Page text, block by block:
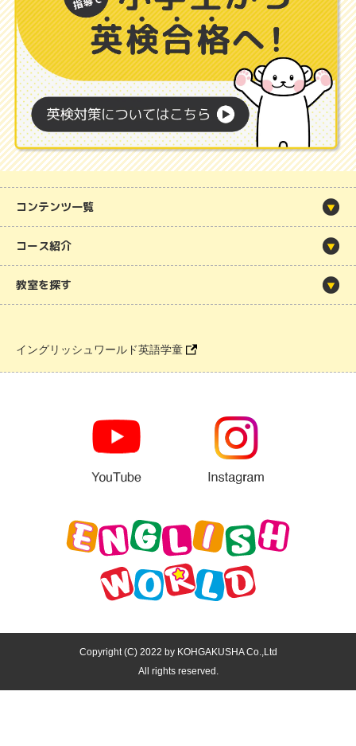
コンテンツ一覧
コース紹介
教室を探す
イングリッシュワールド英語学童
Copyright (C) 2022 by KOHGAKUSHA Co.,Ltd
All rights reserved.